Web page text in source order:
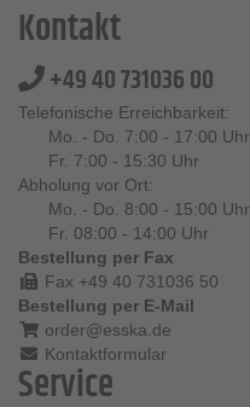
Kontakt
+49 40 731036 00
Telefonische Erreichbarkeit:
Mo. - Do. 7:00 - 17:00 Uhr
Fr. 7:00 - 15:30 Uhr
Abholung vor Ort:
Mo. - Do. 8:00 - 15:00 Uhr
Fr. 08:00 - 14:00 Uhr
Bestellung per Fax
Fax +49 40 731036 50
Bestellung per E-Mail
order@esska.de
Kontaktformular
Service